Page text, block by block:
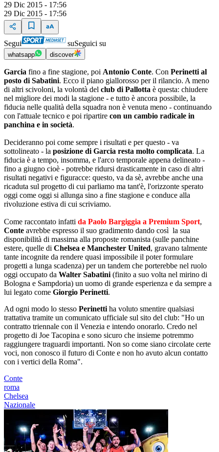
29 Dic 2015 - 17:56
29 Dic 2015 - 17:56
Segui suSeguici su
whatsapp discover
Garcia fino a fine stagione, poi Antonio Conte. Con Perinetti al
posto di Sabatini. Ecco il piano giallorosso per il rilancio. A meno
di altri scivoloni, la volontà del club di Pallotta è questa: chiudere
nel migliore dei modi la stagione - e tutto è ancora possibile, la
fiducia nelle qualità della squadra non è venuta meno - continuando
con l'attuale tecnico e poi ripartire con un cambio radicale in
panchina e in società.
Decideranno poi come sempre i risultati e per questo - va
sottolineato - la posizione di Garcia resta molto complicata. La
fiducia è a tempo, insomma, e l'arco temporale appena delineato -
fino a giugno cioè - potrebbe ridursi drasticamente in caso di altri
risultati negativi e figuracce: questo, va da sè, avrebbe anche una
ricaduta sul progetto di cui parliamo ma tant'è, l'orizzonte sperato
oggi come oggi si allunga sino a fine stagione e conduce alla
rivoluzione estiva di cui scriviamo.
Come raccontato infatti da Paolo Bargiggia a Premium Sport,
Conte avrebbe espresso il suo gradimento dando così la sua
disponibilità di massima alla proposte romanista (sulle panchine
estere, quelle di Chelsea e Manchester United, gravano talmente
tante incognite da rendere quasi impossibile il poter formulare
progetti a lunga scadenza) per un tandem che porterebbe nel ruolo
oggi occupato da Walter Sabatini (finito a suo volta nel mirino di
Bologna e Sampdoria) un uomo di grande esperienza e da sempre a
lui legato come Giorgio Perinetti.
Ad ogni modo lo stesso Perinetti ha voluto smentire qualsiasi
trattativa tramite un comunicato ufficiale sul sito del club: "Ho un
contratto triennale con il Venezia e intendo onorarlo. Credo nel
progetto di Joe Tacopina e sono sicuro che insieme potremmo
raggiungere traguardi importanti. Non so come siano circolate certe
voci, non conosco il futuro di Conte e non ho avuto alcun contatto
con i vertici della Roma".
Conte
roma
Chelsea
Nazionale